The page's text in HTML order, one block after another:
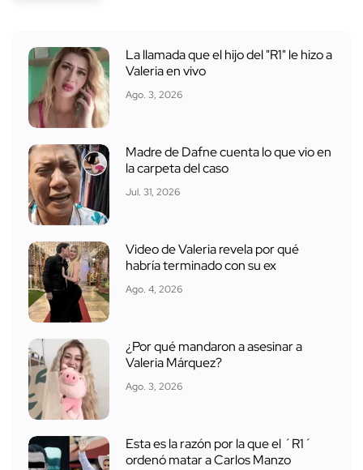
La llamada que el hijo del "R1" le hizo a
Valeria en vivo
Ago. 3, 2026
Madre de Dafne cuenta lo que vio en
la carpeta del caso
Jul. 31, 2026
Video de Valeria revela por qué
habría terminado con su ex
Ago. 4, 2026
¿Por qué mandaron a asesinar a
Valeria Márquez?
Ago. 3, 2026
Esta es la razón por la que el ´R1´
ordenó matar a Carlos Manzo